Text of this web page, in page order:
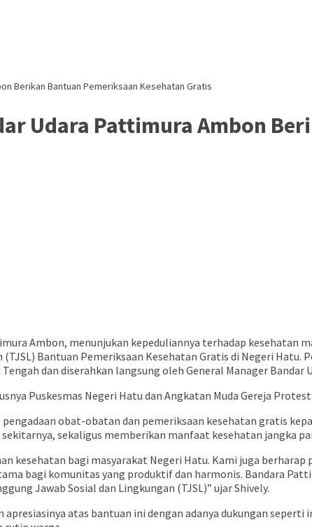
Berikan Bantuan Pemeriksaan Kesehatan Gratis
Udara Pattimura Ambon
Ambon, menunjukan kepeduliannya terhadap kesehatan
Bantuan Pemeriksaan Kesehatan Gratis di Negeri
dan diserahkan langsung oleh General Manager Bandar
Puskesmas Negeri Hatu dan Angkatan Muda Gereja
obat-obatan dan pemeriksaan kesehatan gratis
sekaligus memberikan manfaat kesehatan jangka
kesehatan bagi masyarakat Negeri Hatu. Kami juga
bagi komunitas yang produktif dan harmonis. Bandara
Jawab Sosial dan Lingkungan (TJSL)” ujar Shively.
atas bantuan ini dengan adanya dukungan